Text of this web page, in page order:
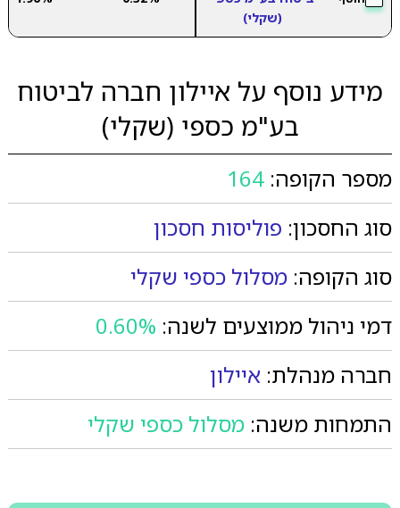
(שקלי)
מידע נוסף על איילון חברה לביטוח
בע"מ כספי (שקלי)
מספר הקופה: 164
סוג החסכון: פוליסות חסכון
סוג הקופה: מסלול כספי שקלי
דמי ניהול ממוצעים לשנה: 0.60%
חברה מנהלת: איילון
התמחות משנה: מסלול כספי שקלי